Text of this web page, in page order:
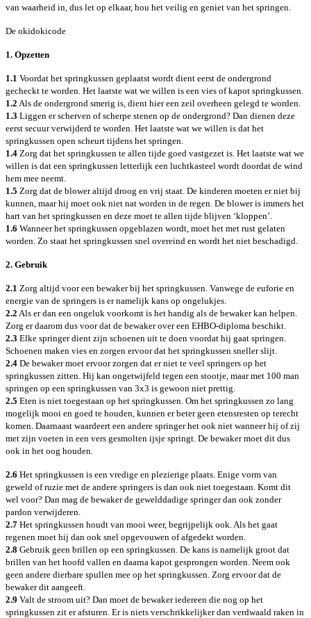
van waarheid in, dus let op elkaar, hou het veilig en geniet van het springen.
De okidokicode
1. Opzetten
1.1 Voordat het springkussen geplaatst wordt dient eerst de ondergrond
gecheckt te worden. Het laatste wat we willen is een vies of kapot springkussen.
1.2 Als de ondergrond smerig is, dient hier een zeil overheen gelegd te worden.
1.3 Liggen er scherven of scherpe stenen op de ondergrond? Dan dienen deze
eerst secuur verwijderd te worden. Het laatste wat we willen is dat het
springkussen open scheurt tijdens het springen.
1.4 Zorg dat het springkussen te allen tijde goed vastgezet is. Het laatste wat we
willen is dat een springkussen letterlijk een luchtkasteel wordt doordat de wind
hem mee neemt.
1.5 Zorg dat de blower altijd droog en vrij staat. De kinderen moeten er niet bij
kunnen, maar hij moet ook niet nat worden in de regen. De blower is immers het
hart van het springkussen en deze moet te allen tijde blijven ‘kloppen’.
1.6 Wanneer het springkussen opgeblazen wordt, moet het met rust gelaten
worden. Zo staat het springkussen snel overeind en wordt het niet beschadigd.
2. Gebruik
2.1 Zorg altijd voor een bewaker bij het springkussen. Vanwege de euforie en
energie van de springers is er namelijk kans op ongelukjes.
2.2 Als er dan een ongeluk voorkomt is het handig als de bewaker kan helpen.
Zorg er daarom dus voor dat de bewaker over een EHBO-diploma beschikt.
2.3 Elke springer dient zijn schoenen uit te doen voordat hij gaat springen.
Schoenen maken vies en zorgen ervoor dat het springkussen sneller slijt.
2.4 De bewaker moet ervoor zorgen dat er niet te veel springers op het
springkussen zitten. Hij kan ongetwijfeld tegen een stootje, maar met 100 man
springen op een springkussen van 3x3 is gewoon niet prettig.
2.5 Eten is niet toegestaan op het springkussen. Om het springkussen zo lang
mogelijk mooi en goed te houden, kunnen er beter geen etensresten op terecht
komen. Daarnaast waardeert een andere springer het ook niet wanneer hij of zij
met zijn voeten in een vers gesmolten ijsje springt. De bewaker moet dit dus
ook in het oog houden.
2.6 Het springkussen is een vredige en plezierige plaats. Enige vorm van
geweld of ruzie met de andere springers is dan ook niet toegestaan. Komt dit
wel voor? Dan mag de bewaker de gewelddadige springer dan ook zonder
pardon verwijderen.
2.7 Het springkussen houdt van mooi weer, begrijpelijk ook. Als het gaat
regenen moet hij dan ook snel opgevouwen of afgedekt worden.
2.8 Gebruik geen brillen op een springkussen. De kans is namelijk groot dat
brillen van het hoofd vallen en daarna kapot gesprongen worden. Neem ook
geen andere dierbare spullen mee op het springkussen. Zorg ervoor dat de
bewaker dit aangeeft.
2.9 Valt de stroom uit? Dan moet de bewaker iedereen die nog op het
springkussen zit er afsturen. Er is niets verschrikkelijker dan verdwaald raken in